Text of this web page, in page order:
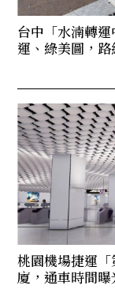
台中「水湳轉
運、綠美圖，
桃園機場捷運
廈，通車時間曝